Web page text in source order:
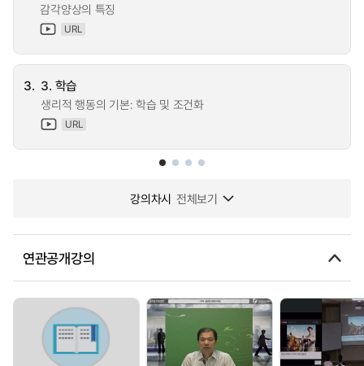
감각양상의 특징
URL
3. 3. 학습
생리적 행동의 기본: 학습 및 조건화
URL
강의차시 전체보기
연관공개강의